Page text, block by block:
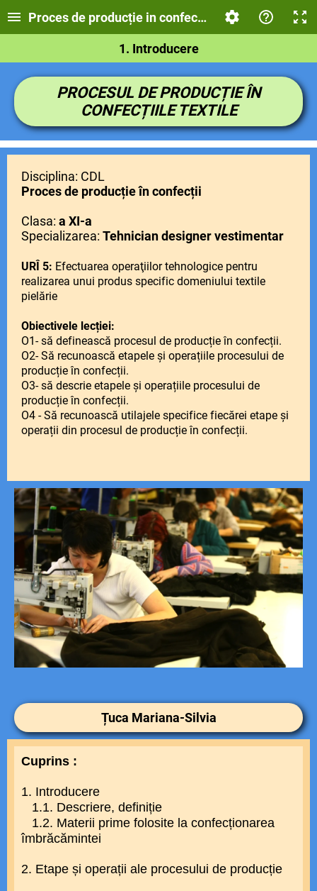
Proces de producție in confectii
1. Introducere
PROCESUL DE PRODUCȚIE ÎN
CONFECȚIILE TEXTILE
Disciplina: CDL
Proces de producție în confecții
Clasa: a XI-a
Specializarea: Tehnician designer vestimentar
URÎ 5: Efectuarea operaţiilor tehnologice pentru
realizarea unui produs specific domeniului textile
pielărie
Obiectivele lecției:
O1- să definească procesul de producție în confecții.
O2- Să recunoască etapele și operațiile procesului de
producție în confecții.
O3- să descrie etapele și operațiile procesului de
producție în confecții.
O4 - Să recunoască utilajele specifice fiecărei etape și
operații din procesul de producție în confecții.
Țuca Mariana-Silvia
Cuprins :
1. Introducere
1.1. Descriere, definiție
1.2. Materii prime folosite la confecționarea
îmbrăcămintei
2. Etape și operații ale procesului de producție